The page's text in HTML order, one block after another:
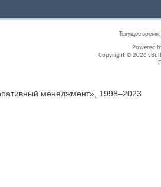
Текущее время:
Powered
Copyright © 2026
менеджмент», 1998–2023